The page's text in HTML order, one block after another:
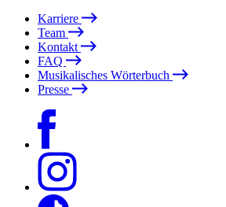
Karriere
Team
Kontakt
FAQ
Musikalisches Wörterbuch
Presse